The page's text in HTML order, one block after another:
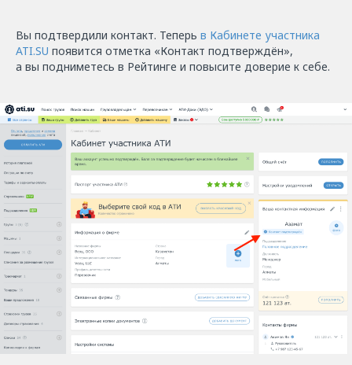
Вы подтвердили контакт. Теперь в Кабинете участника
ATI.SU появится отметка «Контакт подтверждён»,
а вы подниметесь в Рейтинге и повысите доверие к себе.